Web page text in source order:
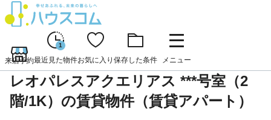
来店予約
1
最近見た物件お気に入り 保存した条件 メニュー
レオパレスアクエリアス ***号室（2
階/1K）の賃貸物件（賃貸アパート）